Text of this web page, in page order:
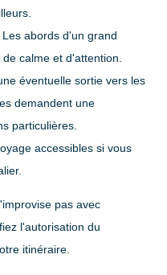
. Les abords d'un grand
calme et d'attention.
éventuelle sortie vers les
demandent une
particulières.
accessibles si vous
pas avec
l'autorisation du
itinéraire.